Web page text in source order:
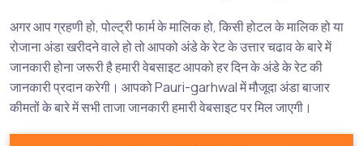
अगर आप ग्रहणी हो, पोल्ट्री फार्म के मालिक हो, किसी होटल के मालिक हो या
रोजाना अंडा खरीदने वाले हो तो आपको अंडे के रेट के उत्तार चढाव के बारे में
जानकारी होना जरूरी है हमारी वेबसाइट आपको हर दिन के अंडे के रेट की
जानकारी प्रदान करेगी। आपको Pauri-garhwal में मौजूदा अंडा बाजार
कीमतों के बारे में सभी ताजा जानकारी हमारी वेबसाइट पर मिल जाएगी।